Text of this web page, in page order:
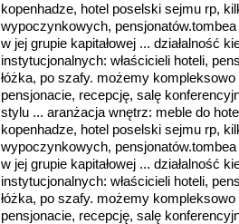
kopenhadze, hotel poselski sejmu rp,
wypoczynkowych,
w jej grupie kapitałowej ... działalność
instytucjonalnych: właścicieli hoteli,
łóżka, po szafy. możemy
pensjonacie, recepcję, salę
stylu ... aranżacja wnętrz: meble do
kopenhadze, hotel poselski sejmu rp,
wypoczynkowych,
w jej grupie kapitałowej ... działalność
instytucjonalnych: właścicieli hoteli,
łóżka, po szafy. możemy
pensjonacie, recepcję, salę